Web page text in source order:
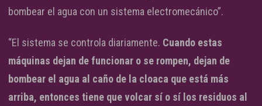
bombear el agua con un sistema electromecánico”.
“El sistema se controla diariamente. Cuando estas
máquinas dejan de funcionar o se rompen, dejan de
bombear el agua al caño de la cloaca que está más
arriba, entonces tiene que volcar sí o sí los residuos al